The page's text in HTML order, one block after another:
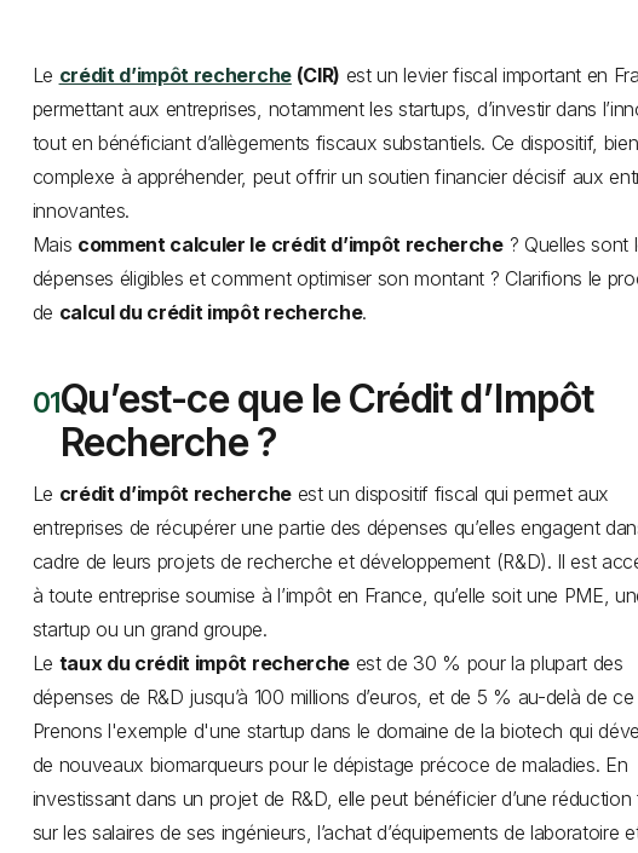
Le crédit d’impôt recherche(CIR) est un levier fiscal important en
permettant aux entreprises, notamment les startups, d’investir dans
tout en bénéficiant d’allègements fiscaux substantiels. Ce dispositif,
complexe à appréhender, peut offrir un soutien financier décisif aux
innovantes.
Mais comment calculer le crédit d’impôt recherche? Quelles sont
dépenses éligibles et comment optimiser son montant ? Clarifions le
de calcul du crédit impôt recherche.
Qu’est-ce que le Crédit d’Impôt
Recherche ?
Le crédit d’impôt rechercheest un dispositif fiscal qui permet aux
entreprises de récupérer une partie des dépenses qu’elles engagent
cadre de leurs projets de recherche et développement (R&D). Il est
à toute entreprise soumise à l’impôt en France, qu’elle soit une PME,
startup ou un grand groupe.
Le taux du crédit impôt rechercheest de 30 % pour la plupart des
dépenses de R&D jusqu’à 100 millions d’euros, et de 5 % au-delà de ce
Prenons l'exemple d'une startup dans le domaine de la biotech qui
de nouveaux biomarqueurs pour le dépistage précoce de maladies. En
investissant dans un projet de R&D, elle peut bénéficier d’une réduction
sur les salaires de ses ingénieurs, l’achat d’équipements de laboratoire